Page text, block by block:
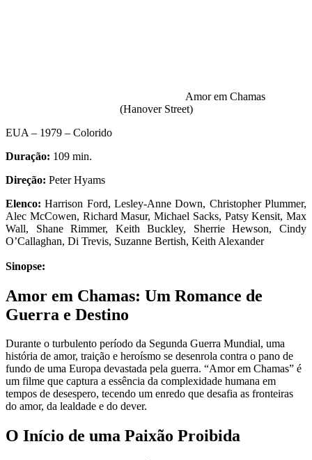
Amor em Chamas
(Hanover Street)
EUA – 1979 – Colorido
Duração: 109 min.
Direção: Peter Hyams
Elenco: Harrison Ford, Lesley-Anne Down, Christopher Plummer,
Alec McCowen, Richard Masur, Michael Sacks, Patsy Kensit, Max
Wall, Shane Rimmer, Keith Buckley, Sherrie Hewson, Cindy
O’Callaghan, Di Trevis, Suzanne Bertish, Keith Alexander
Sinopse:
Amor em Chamas: Um Romance de
Guerra e Destino
Durante o turbulento período da Segunda Guerra Mundial, uma
história de amor, traição e heroísmo se desenrola contra o pano de
fundo de uma Europa devastada pela guerra. “Amor em Chamas” é
um filme que captura a essência da complexidade humana em
tempos de desespero, tecendo um enredo que desafia as fronteiras
do amor, da lealdade e do dever.
O Início de uma Paixão Proibida